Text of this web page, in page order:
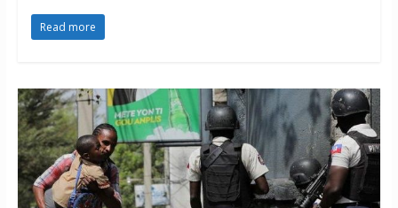
Read more